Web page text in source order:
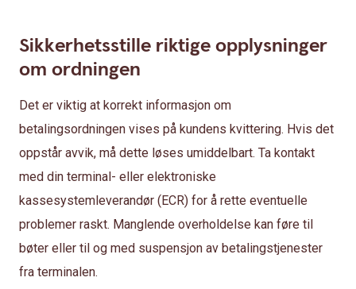
Sikkerhetsstille riktige opplysninger
om ordningen
Det er viktig at korrekt informasjon om
betalingsordningen vises på kundens kvittering. Hvis det
oppstår avvik, må dette løses umiddelbart. Ta kontakt
med din terminal- eller elektroniske
kassesystemleverandør (ECR) for å rette eventuelle
problemer raskt. Manglende overholdelse kan føre til
bøter eller til og med suspensjon av betalingstjenester
fra terminalen.